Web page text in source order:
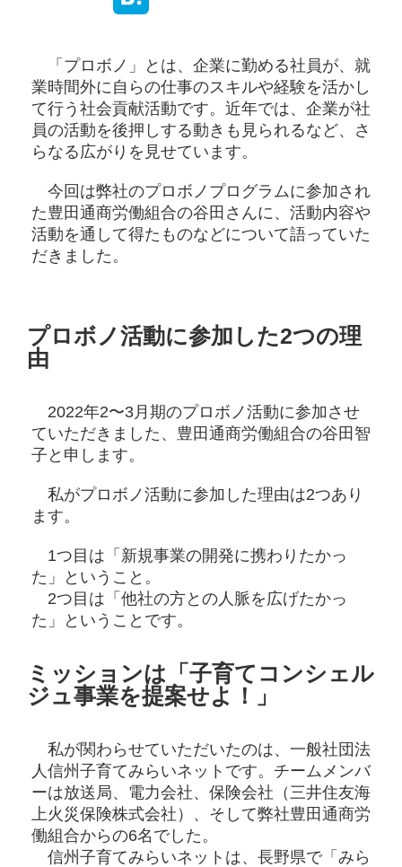
「プロボノ」とは、企業に勤める社員が、就
業時間外に自らの仕事のスキルや経験を活かし
て行う社会貢献活動です。近年では、企業が社
員の活動を後押しする動きも見られるなど、さ
らなる広がりを見せています。
今回は弊社のプロボノプログラムに参加され
た豊田通商労働組合の谷田さんに、活動内容や
活動を通して得たものなどについて語っていた
だきました。
プロボノ活動に参加した2つの理
由
2022年2〜3月期のプロボノ活動に参加させ
ていただきました、豊田通商労働組合の谷田智
子と申します。
私がプロボノ活動に参加した理由は2つあり
ます。
1つ目は「新規事業の開発に携わりたかっ
た」ということ。
2つ目は「他社の方との人脈を広げたかっ
た」ということです。
ミッションは「子育てコンシェル
ジュ事業を提案せよ！」
私が関わらせていただいたのは、一般社団法
人信州子育てみらいネットです。チームメンバ
ーは放送局、電力会社、保険会社（三井住友海
上火災保険株式会社）、そして弊社豊田通商労
働組合からの6名でした。
信州子育てみらいネットは、長野県で「みら